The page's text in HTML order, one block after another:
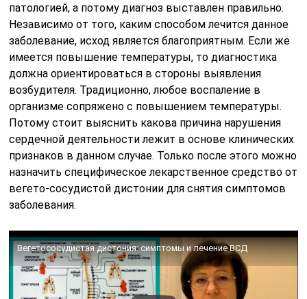
патологией, а потому диагноз выставлен правильно.
Независимо от того, каким способом лечится данное
заболевание, исход является благоприятным. Если же
имеется повышение температуры, то диагностика
должна ориентироваться в стороны выявления
возбудителя. Традиционно, любое воспаление в
организме сопряжено с повышением температуры.
Потому стоит выяснить какова причина нарушения
сердечной деятельности лежит в основе клинических
признаков в данном случае. Только после этого можно
назначить специфическое лекарственное средство от
вегето-сосудистой дистонии для снятия симптомов
заболевания.
Вегетососудистая дистония: симптомы и лечение ВСД